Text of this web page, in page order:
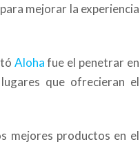
mejorar la experiencia
Alohafue el penetrar en
que ofrecieran el
mejores productos en el